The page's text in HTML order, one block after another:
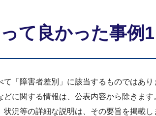
って良かった事例
て「障害者差別」に該当するものではあ
に関する情報は、公表内容から除きます
況等の詳細な説明は、その要旨を掲載し